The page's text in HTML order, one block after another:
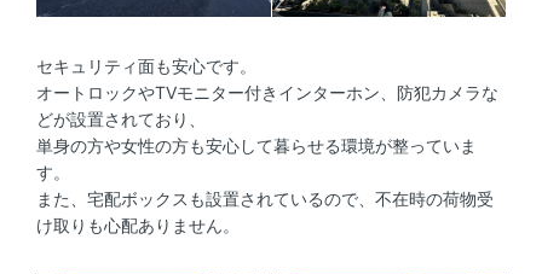
セキュリティ面も安心です。
オートロックやTVモニター付きインターホン、防犯カメラな
どが設置されており、
単身の方や女性の方も安心して暮らせる環境が整っていま
す。
また、宅配ボックスも設置されているので、不在時の荷物受
け取りも心配ありません。